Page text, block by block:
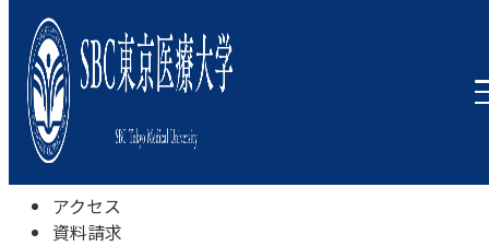
本学について
学びの特色
学部・学科
キャンパスライフ
入試情報
受験相談会
アクセス
資料請求